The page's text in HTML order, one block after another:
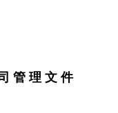
管 理 文 件